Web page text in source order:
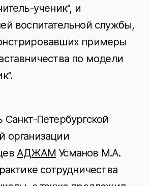
ученик", и
воспитательной службы,
примеры
по модели
Санкт-Петербургской
организации
АДЖАМ Усманов М.А.
сотрудничества